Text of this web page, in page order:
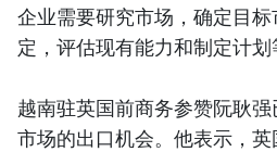
企业需要研究市场，确定目
定，评估现有能力和制定计划
越南驻英国前商务参赞阮耿
市场的出口机会。他表示，